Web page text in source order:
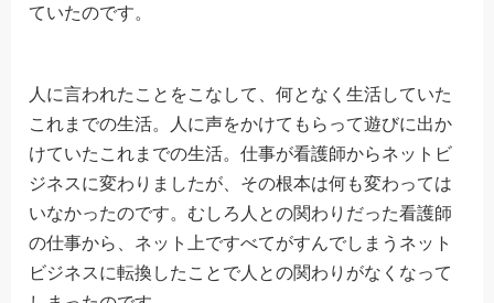
ていたのです。
人に言われたことをこなして、何となく生活していた
これまでの生活。人に声をかけてもらって遊びに出か
けていたこれまでの生活。仕事が看護師からネットビ
ジネスに変わりましたが、その根本は何も変わっては
いなかったのです。むしろ人との関わりだった看護師
の仕事から、ネット上ですべてがすんでしまうネット
ビジネスに転換したことで人との関わりがなくなって